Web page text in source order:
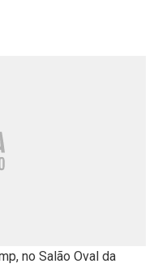
no Salão Oval da